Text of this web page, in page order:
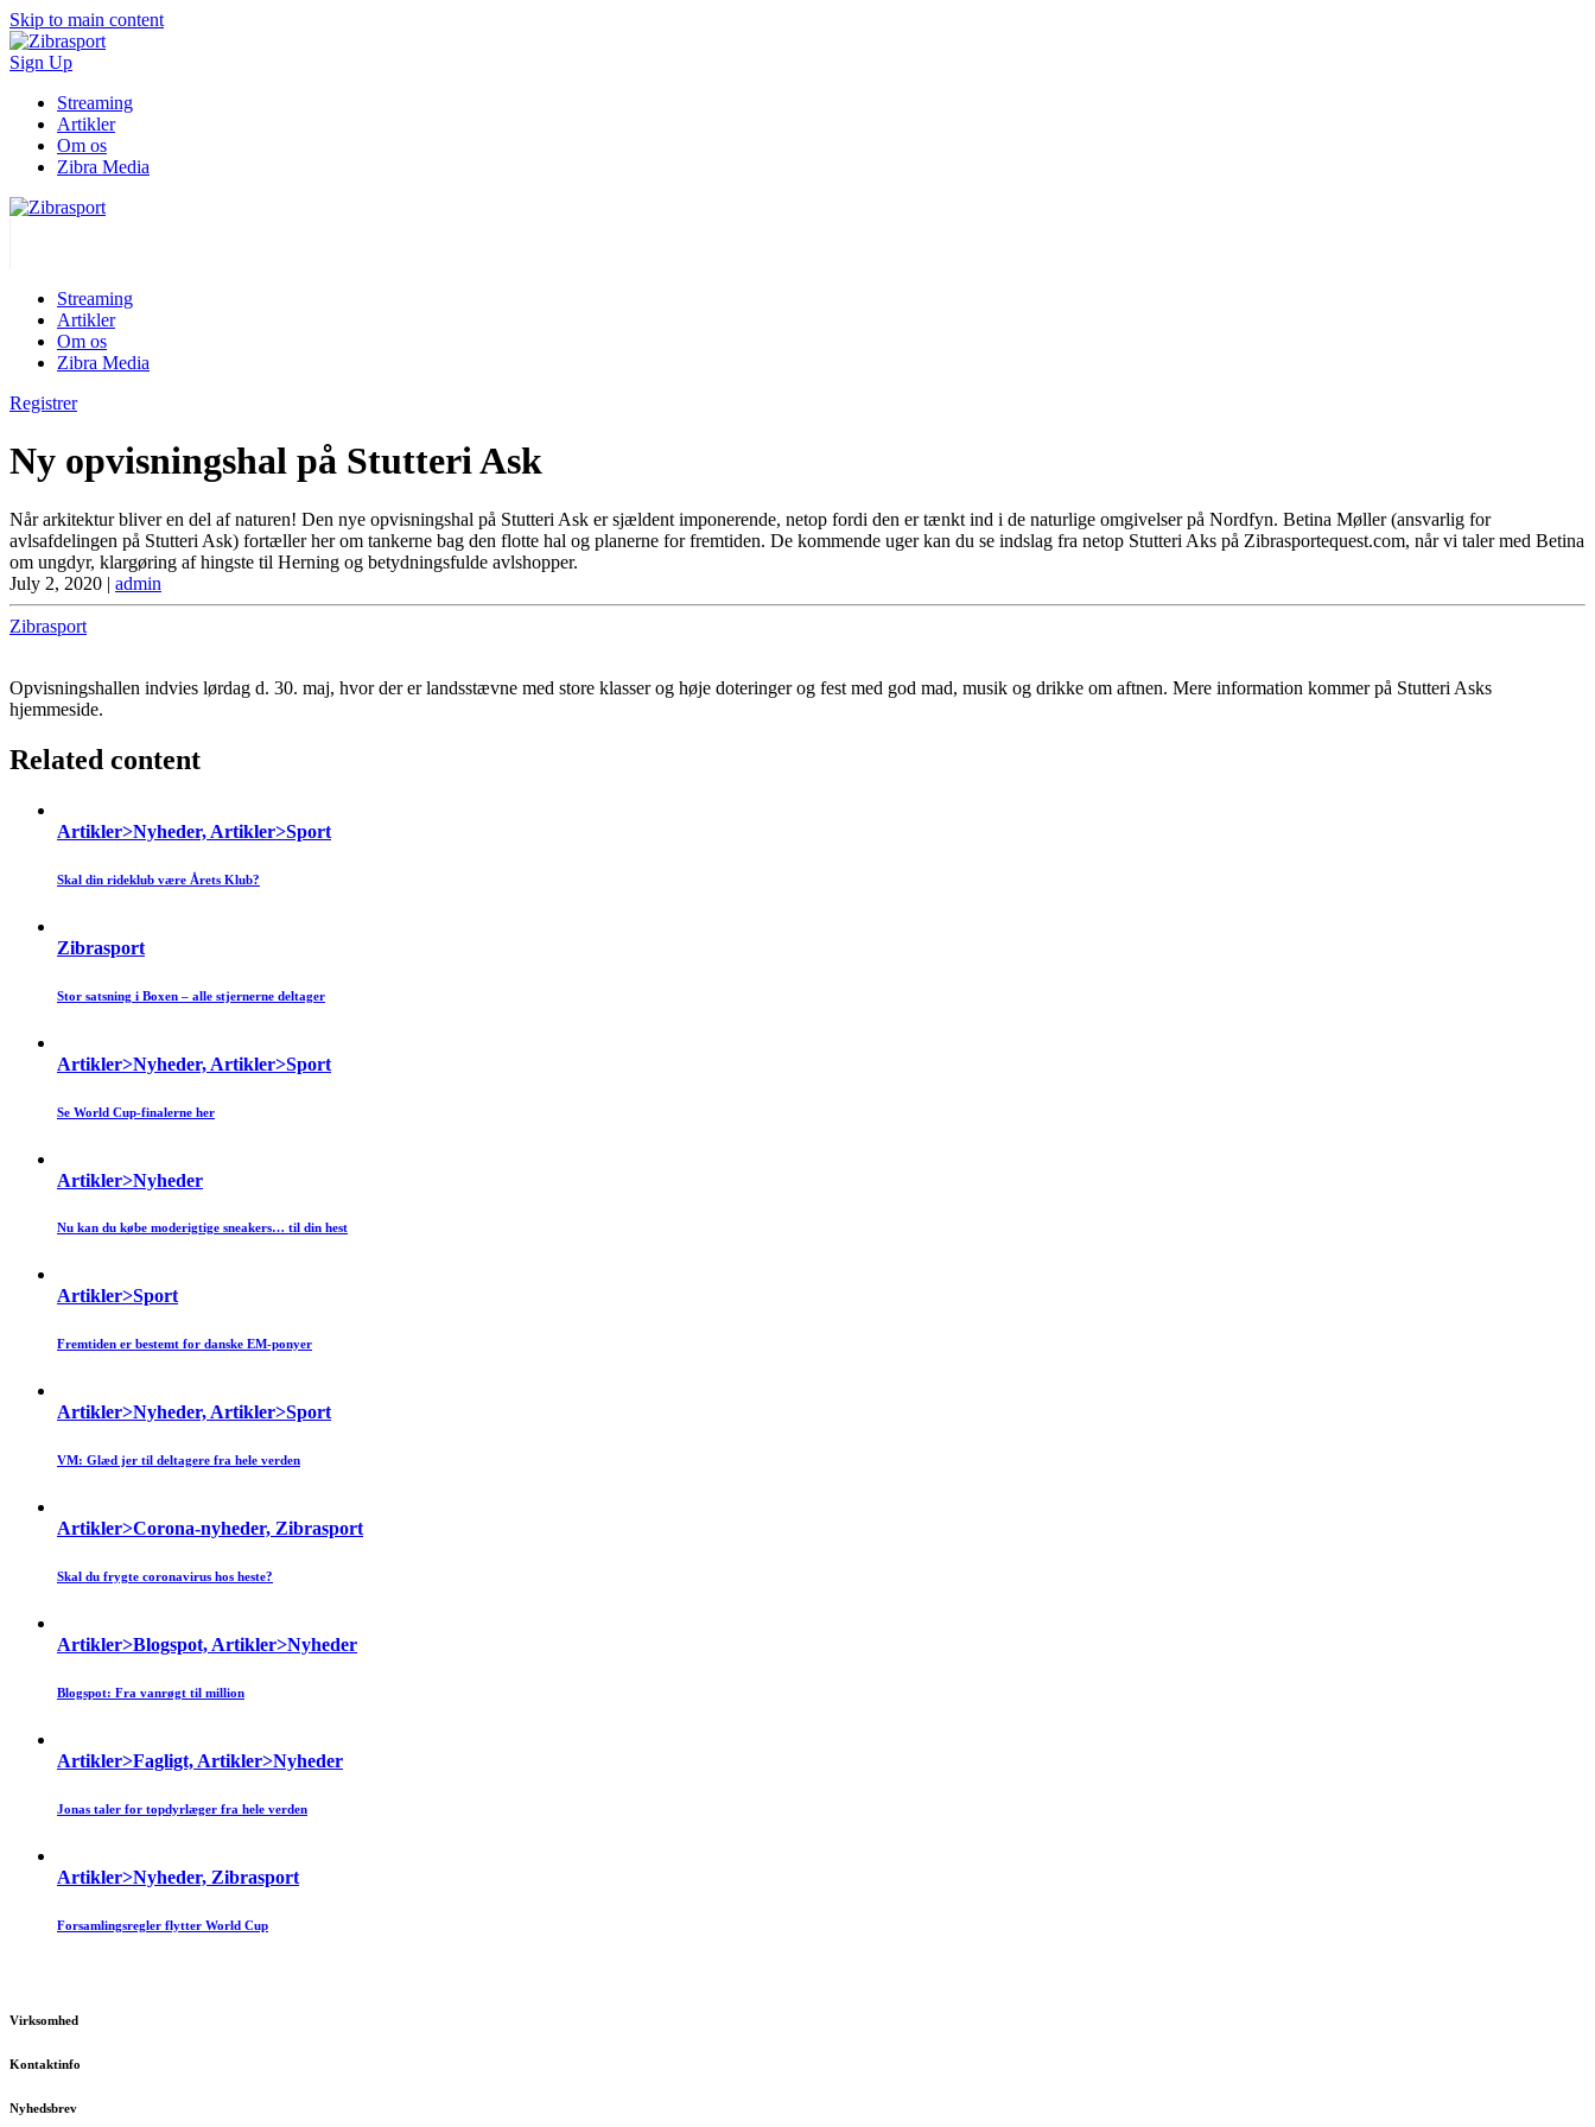
Skip to main content
Sign Up
Streaming
Artikler
Om os
Zibra Media
Streaming
Artikler
Om os
Zibra Media
Registrer
Ny opvisningshal på Stutteri Ask
Når arkitektur bliver en del af naturen! Den nye opvisningshal på Stutteri Ask er sjældent imponerende, netop fordi den er tænkt ind i de naturlige omgivelser på Nordfyn. Betina Møller (ansvarlig for
avlsafdelingen på Stutteri Ask) fortæller her om tankerne bag den flotte hal og planerne for fremtiden. De kommende uger kan du se indslag fra netop Stutteri Aks på Zibrasportequest.com, når vi taler med Betina
om ungdyr, klargøring af hingste til Herning og betydningsfulde avlshopper.
July 2, 2020 | admin
Zibrasport
Opvisningshallen indvies lørdag d. 30. maj, hvor der er landsstævne med store klasser og høje doteringer og fest med god mad, musik og drikke om aftnen. Mere information kommer på Stutteri Asks
hjemmeside.
Related content
Artikler>Nyheder, Artikler>Sport
Skal din rideklub være Årets Klub?
Zibrasport
Stor satsning i Boxen – alle stjernerne deltager
Artikler>Nyheder, Artikler>Sport
Se World Cup-finalerne her
Artikler>Nyheder
Nu kan du købe moderigtige sneakers… til din hest
Artikler>Sport
Fremtiden er bestemt for danske EM-ponyer
Artikler>Nyheder, Artikler>Sport
VM: Glæd jer til deltagere fra hele verden
Artikler>Corona-nyheder, Zibrasport
Skal du frygte coronavirus hos heste?
Artikler>Blogspot, Artikler>Nyheder
Blogspot: Fra vanrøgt til million
Artikler>Fagligt, Artikler>Nyheder
Jonas taler for topdyrlæger fra hele verden
Artikler>Nyheder, Zibrasport
Forsamlingsregler flytter World Cup
Virksomhed
Kontaktinfo
Nyhedsbrev